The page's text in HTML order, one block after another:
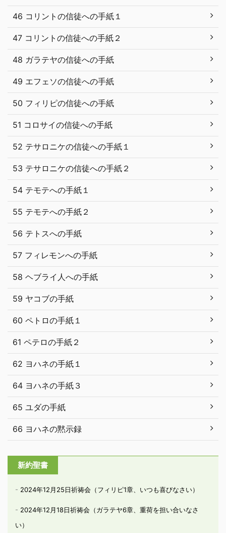
46 コリントの信徒への手紙１
47 コリントの信徒への手紙２
48 ガラテヤの信徒への手紙
49 エフェソの信徒への手紙
50 フィリピの信徒への手紙
51 コロサイの信徒への手紙
52 テサロニケの信徒への手紙１
53 テサロニケの信徒への手紙２
54 テモテへの手紙１
55 テモテへの手紙２
56 テトスへの手紙
57 フィレモンへの手紙
58 ヘブライ人への手紙
59 ヤコブの手紙
60 ペトロの手紙１
61 ペテロの手紙２
62 ヨハネの手紙１
64 ヨハネの手紙３
65 ユダの手紙
66 ヨハネの黙示録
新約聖書
2024年12月25日祈祷会（フィリピ1章、いつも喜びなさい）
2024年12月18日祈祷会（ガラテヤ6章、重荷を担い合いなさ
い）